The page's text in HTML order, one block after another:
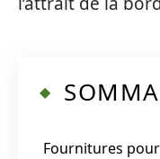
Fournitures